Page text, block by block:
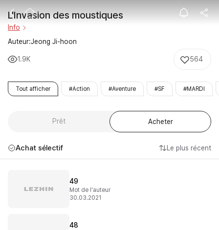
L'Invasion des
L'Invasion des moustiques
Info
Auteur:Jeong Ji-hoon
1.9K 564
Tout afficher #Action #Aventure #SF #MARDI
Prêt Acheter
Achat sélectif Le plus récent
49
Mot de l'auteur
30.03.2021
48